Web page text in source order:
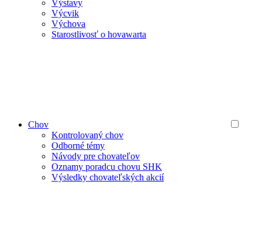
Výstavy
Výcvik
Výchova
Starostlivosť o hovawarta
Chov
Kontrolovaný chov
Odborné témy
Návody pre chovateľov
Oznamy poradcu chovu SHK
Výsledky chovateľských akcií